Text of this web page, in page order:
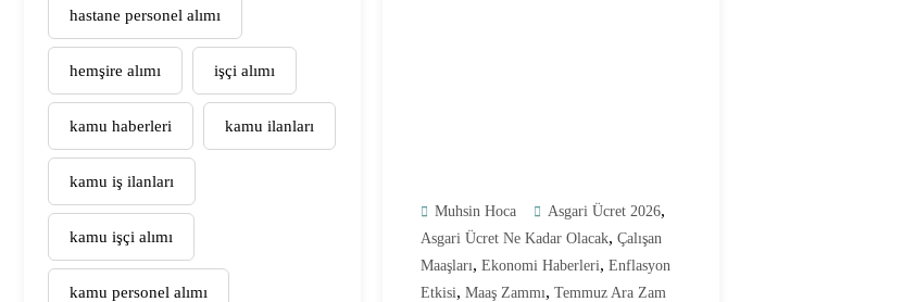
hastane personel alımı
hemşire alımı işçi alımı
kamu haberleri kamu ilanları
kamu iş ilanları
kamu işçi alımı
kamu personel alımı
Muhsin Hoca Asgari Ücret 2026,
Asgari Ücret Ne Kadar Olacak, Çalışan
Maaşları, Ekonomi Haberleri, Enflasyon
Etkisi, Maaş Zammı, Temmuz Ara Zam